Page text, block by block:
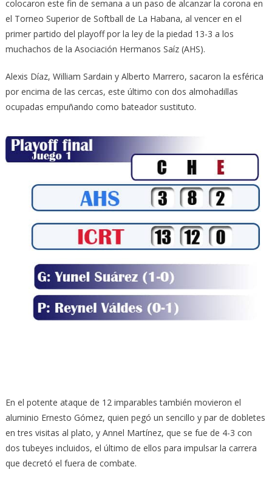
colocaron este fin de semana a un paso de alcanzar la corona en
el Torneo Superior de Softball de La Habana, al vencer en el
primer partido del playoff por la ley de la piedad 13-3 a los
muchachos de la Asociación Hermanos Saíz (AHS).
Alexis Díaz, William Sardain y Alberto Marrero, sacaron la esférica
por encima de las cercas, este último con dos almohadillas
ocupadas empuñando como bateador sustituto.
En el potente ataque de 12 imparables también movieron el
aluminio Ernesto Gómez, quien pegó un sencillo y par de dobletes
en tres visitas al plato, y Annel Martínez, que se fue de 4-3 con
dos tubeyes incluidos, el último de ellos para impulsar la carrera
que decretó el fuera de combate.